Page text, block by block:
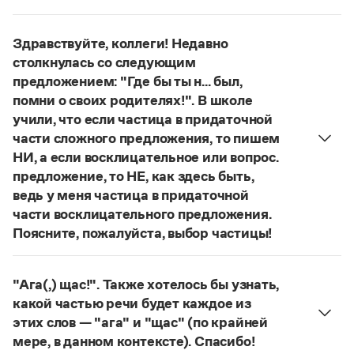
Словари русского языка как государственного
Справочники
Правила русской орфографии и пунктуации
Русский язык. Краткий теоретический курс
для школьников
Письмовник
Справочник по пунктуации
Словарь-справочник трудностей
Справочник по фразеологии
Азбучные истины
Словарь-справочник непростые слова
Журнал
Новости и события
Управление в русском языке
Словарь методических терминов
Правила русской орфографии и пунктуации
В научных текстах неологизм, используемый для
понятий, представлен в двух вариантах:
илюдология (от лат. ludus — 'игра').
О «правильном» варианте слова можно говорить,
если оно кодифицировано в нормативных
словарях русского языка. Пока же такой
словарной фиксацией мы не располагаем.
Страница ответа
Здравствуйте, коллеги! Недавно
столкнулась со следующим
предложением: "Где бы ты н... был,
помни о своих родителях!". В школе
учили, что если частица в придаточной
части сложного предложения, то пишем
НИ, а если восклицательное или вопрос.
предложение, то НЕ, как здесь быть,
ведь у меня частица в придаточной
части восклицательного предложения.
Поясните, пожалуйста, выбор частицы!
Правильно:Где бы ты ни был, помни о своих
восклицательных предложениях: Где ты только
не был!
"Ага(,) щас!". Также хотелось бы узнать,
какой частью речи будет каждое из
этих слов — "ага" и "щас" (по крайней
мере, в данном контексте). Спасибо!